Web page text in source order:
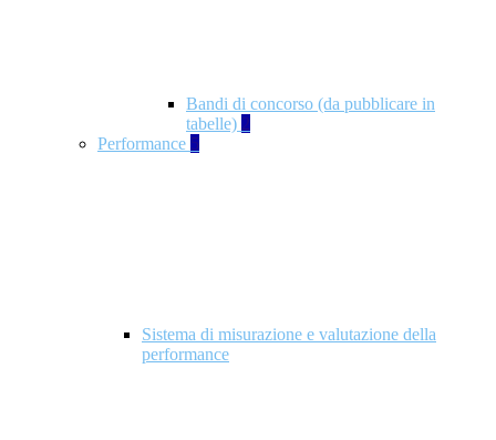
Bandi di concorso (da pubblicare in
tabelle) 2
Performance 5
Sistema di misurazione e valutazione della
performance